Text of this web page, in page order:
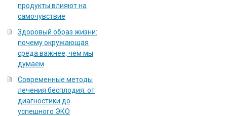
продукты влияют на
самочувствие
Здоровый образ жизни:
почему окружающая
среда важнее, чем мы
думаем
Современные методы
лечения бесплодия: от
диагностики до
успешного ЭКО